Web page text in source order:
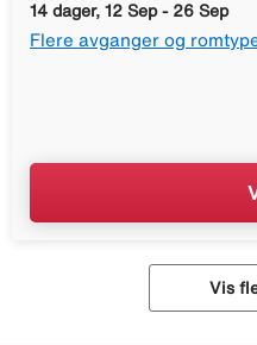
14 dager, 12 Sep - 26 Sep
Flere avganger og
Vis